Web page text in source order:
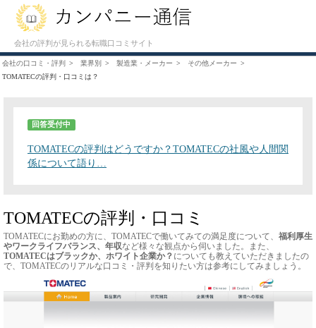
会社の評判が見られる転職口コミサイト
会社の口コミ・評判 業界別 製造業・メーカー
その他メーカー
TOMATECの評判・口コミは？
回答受付中
TOMATECの評判はどうですか？TOMATECの社風や人間関
係について語り…
TOMATECの評判・口コミ
TOMATECにお勤めの方に、TOMATECで働いてみての満足度について、 福利厚生
やワークライフバランス、年収など様々な観点から伺いました。また、
TOMATECはブラックか、ホワイト企業か？ についても教えていただきましたの
で、TOMATECのリアルな口コミ・評判を知りたい方は参考にしてみましょう。